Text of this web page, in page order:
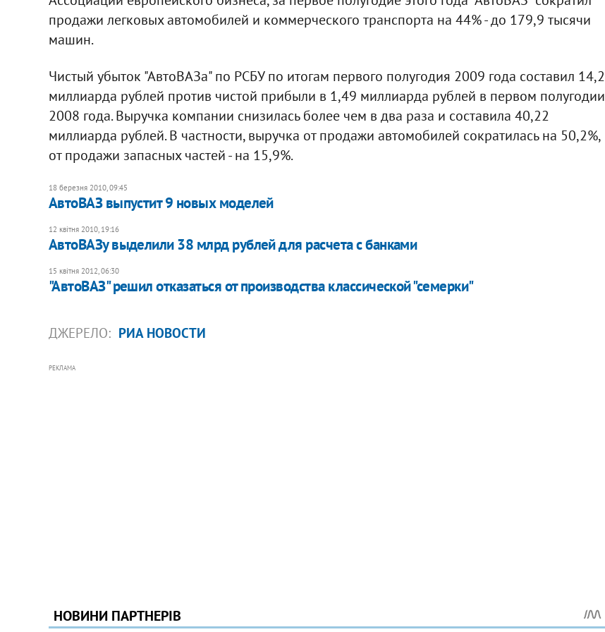
продажи легковых автомобилей и коммерческого транспорта на 44% - до 179,9 тысячи
машин.
Чистый убыток "АвтоВАЗа" по РСБУ по итогам первого полугодия 2009 года составил 14,2
миллиарда рублей против чистой прибыли в 1,49 миллиарда рублей в первом полугодии
2008 года. Выручка компании снизилась более чем в два раза и составила 40,22
миллиарда рублей. В частности, выручка от продажи автомобилей сократилась на 50,2%,
от продажи запасных частей - на 15,9%.
18 березня 2010, 09:45
АвтоВАЗ выпустит 9 новых моделей
12 квітня 2010, 19:16
АвтоВАЗу выделили 38 млрд рублей для расчета с банками
15 квітня 2012, 06:30
"АвтоВАЗ" решил отказаться от производства классической "семерки"
ДЖЕРЕЛО: РИА НОВОСТИ
РЕКЛАМА